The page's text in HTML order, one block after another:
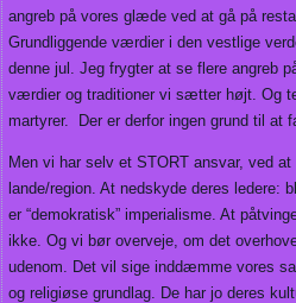
angreb på vores glæde ved at gå på
Grundliggende værdier i den vestlige
denne jul. Jeg frygter at se flere angreb
værdier og traditioner vi sætter højt. Og
martyrer. Der er derfor ingen grund til at
Men vi har selv et STORT ansvar, ved
lande/region. At nedskyde deres
er “demokratisk” imperialisme. At
ikke. Og vi bør overveje, om det
udenom. Det vil sige inddæmme vores
og religiøse grundlag. De har jo deres